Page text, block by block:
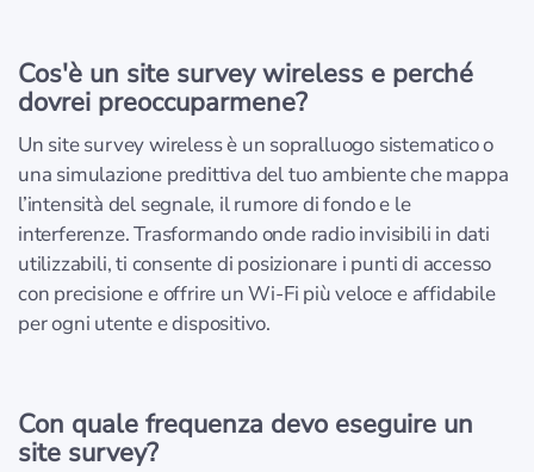
Cos'è un site survey wireless e perché
dovrei preoccuparmene?
Un site survey wireless è un sopralluogo sistematico o
una simulazione predittiva del tuo ambiente che mappa
l’intensità del segnale, il rumore di fondo e le
interferenze. Trasformando onde radio invisibili in dati
utilizzabili, ti consente di posizionare i punti di accesso
con precisione e offrire un Wi‑Fi più veloce e affidabile
per ogni utente e dispositivo.
Con quale frequenza devo eseguire un
site survey?